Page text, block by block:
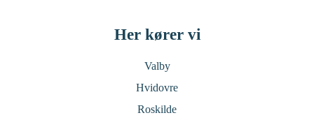
Her kører vi
Valby
Hvidovre
Roskilde